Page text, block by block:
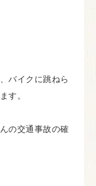
バイクに跳ねら
す。
の交通事故の確